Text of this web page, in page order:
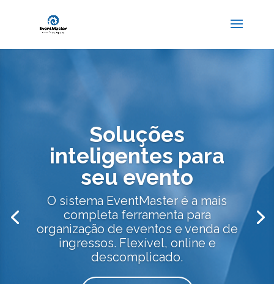
Soluções
inteligentes para
seu evento
O sistema EventMaster é a mais
completa ferramenta para
organização de eventos e venda de
ingressos. Flexível, online e
descomplicado.